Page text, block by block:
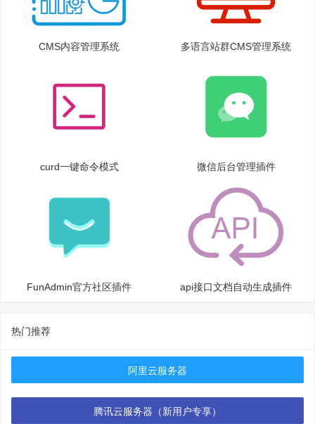
CMS内容管理系统 多语言站群CMS管理系统
curd一键命令模式 微信后台管理插件
FunAdmin官方社区插件 api接口文档自动生成插件
热门推荐
阿里云服务器
腾讯云服务器（新用户专享）